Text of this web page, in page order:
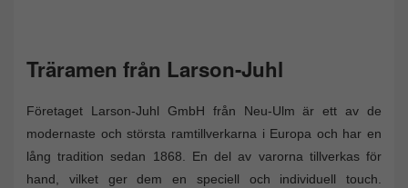
Träramen från Larson-Juhl
Företaget Larson-Juhl GmbH från Neu-Ulm är ett av de
modernaste och största ramtillverkarna i Europa och har en
lång tradition sedan 1868. En del av varorna tillverkas för
hand, vilket ger dem en speciell och individuell touch.